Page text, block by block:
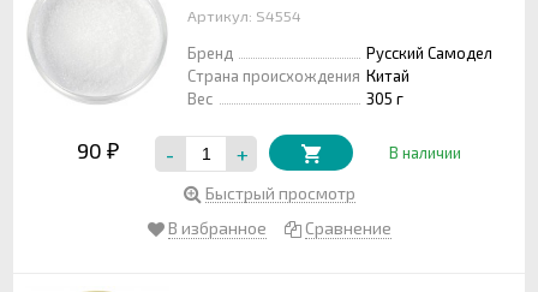
Артикул: S4554
Бренд
Русский Самодел
Страна происхождения Китай
Вес
305 г
90 ₽ - + В наличии
Быстрый просмотр
В избранное
Сравнение